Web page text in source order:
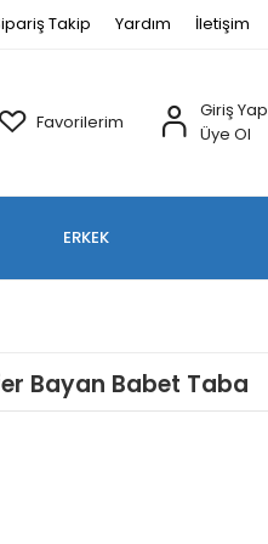
Takip Yardım İletişim
Favorilerim
Giriş Yap
Üye Ol
ERKEK
Bayan Babet Taba